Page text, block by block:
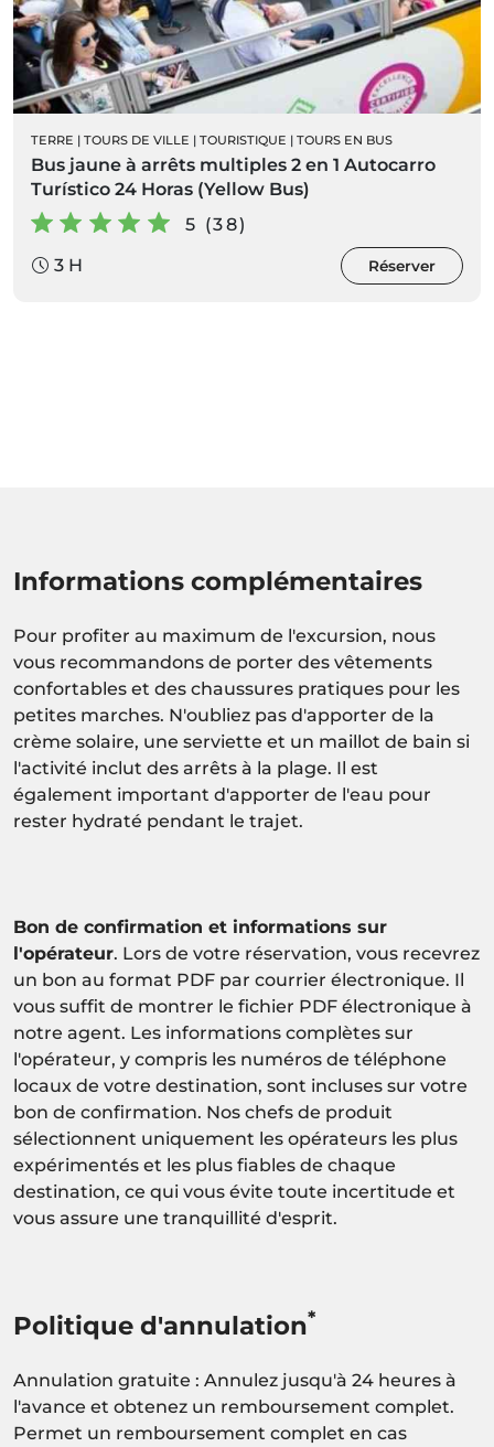
TERRE | TOURS DE VILLE | TOURISTIQUE | TOURS EN BUS
Bus jaune à arrêts multiples 2 en 1 Autocarro
Turístico 24 Horas (Yellow Bus)
5 (38)
3 H
Réserver
Informations complémentaires
Pour profiter au maximum de l'excursion, nous
vous recommandons de porter des vêtements
confortables et des chaussures pratiques pour les
petites marches. N'oubliez pas d'apporter de la
crème solaire, une serviette et un maillot de bain si
l'activité inclut des arrêts à la plage. Il est
également important d'apporter de l'eau pour
rester hydraté pendant le trajet.
Bon de confirmation et informations sur
l'opérateur. Lors de votre réservation, vous recevrez
un bon au format PDF par courrier électronique. Il
vous suffit de montrer le fichier PDF électronique à
notre agent. Les informations complètes sur
l'opérateur, y compris les numéros de téléphone
locaux de votre destination, sont incluses sur votre
bon de confirmation. Nos chefs de produit
sélectionnent uniquement les opérateurs les plus
expérimentés et les plus fiables de chaque
destination, ce qui vous évite toute incertitude et
vous assure une tranquillité d'esprit.
Politique d'annulation*
Annulation gratuite : Annulez jusqu'à 24 heures à
l'avance et obtenez un remboursement complet.
Permet un remboursement complet en cas